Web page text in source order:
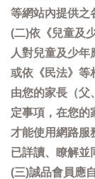
等網站內提供之
(二)依《兒童及
人對兒童及少年
或依《民法》等
由您的家長（父
定事項，在您的
才能使用網路服
已詳讀、瞭解並
(三)誠品會員應